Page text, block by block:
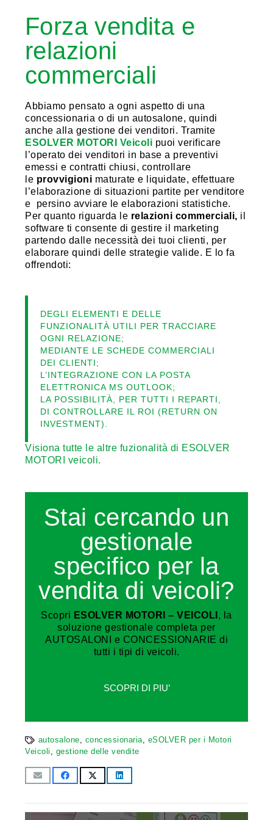
Forza vendita e
relazioni
commerciali
Abbiamo pensato a ogni aspetto di una
concessionaria o di un autosalone, quindi
anche alla gestione dei venditori. Tramite
ESOLVER MOTORI Veicoli puoi verificare
l’operato dei venditori in base a preventivi
emessi e contratti chiusi, controllare
le provvigioni maturate e liquidate, effettuare
l’elaborazione di situazioni partite per venditore
e persino avviare le elaborazioni statistiche.
Per quanto riguarda le relazioni commerciali, il
software ti consente di gestire il marketing
partendo dalle necessità dei tuoi clienti, per
elaborare quindi delle strategie valide. E lo fa
offrendoti:
DEGLI ELEMENTI E DELLE
FUNZIONALITÀ UTILI PER TRACCIARE
OGNI RELAZIONE;
MEDIANTE LE SCHEDE COMMERCIALI
DEI CLIENTI;
L’INTEGRAZIONE CON LA POSTA
ELETTRONICA MS OUTLOOK;
LA POSSIBILITÀ, PER TUTTI I REPARTI,
DI CONTROLLARE IL ROI (RETURN ON
INVESTMENT).
Visiona tutte le altre fuzionalità di ESOLVER
MOTORI veicoli.
Stai cercando un
gestionale
specifico per la
vendita di veicoli?
Scopri ESOLVER MOTORI – VEICOLI , la
soluzione gestionale completa per
AUTOSALONI e CONCESSIONARIE di
tutti i tipi di veicoli.
SCOPRI DI PIU’
autosalone, concessionaria, eSOLVER per i Motori
Veicoli , gestione delle vendite